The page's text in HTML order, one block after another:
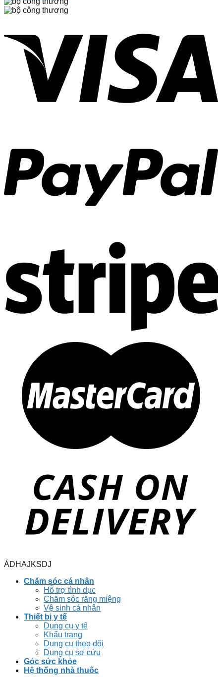
ÁDHAJKSDJ
Chăm sóc cá nhân
Hỗ trợ tình dục
Chăm sóc răng miệng
Vệ sinh cá nhân
Thiết bị y tế
Dụng cụ y tế
Khẩu trang
Dụng cụ theo dõi
Dụng cụ sơ cứu
Góc sức khỏe
Hệ thống nhà thuốc